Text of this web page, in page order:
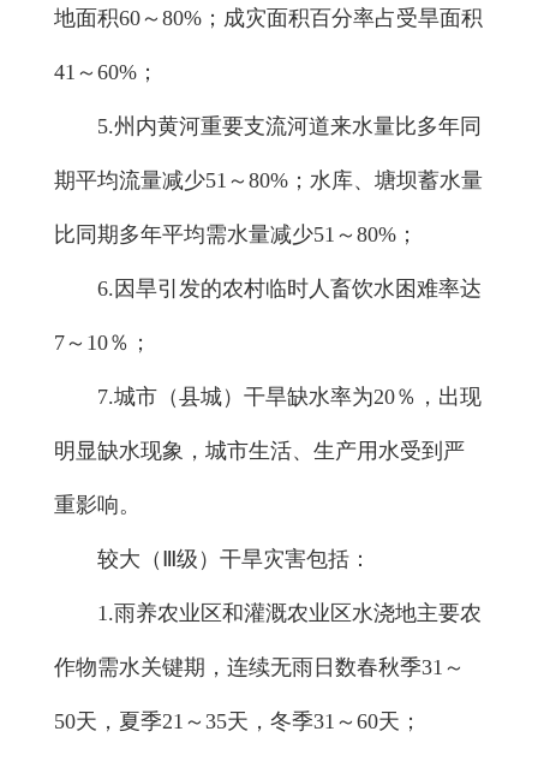
地面积60～80%；成灾面积百分率占受旱面积
41～60%；
5.州内黄河重要支流河道来水量比多年同
期平均流量减少51～80%；水库、塘坝蓄水量
比同期多年平均需水量减少51～80%；
6.因旱引发的农村临时人畜饮水困难率达
7～10％；
7.城市（县城）干旱缺水率为20％，出现
明显缺水现象，城市生活、生产用水受到严
重影响。
较大（Ⅲ级）干旱灾害包括：
1.雨养农业区和灌溉农业区水浇地主要农
作物需水关键期，连续无雨日数春秋季31～
50天，夏季21～35天，冬季31～60天；